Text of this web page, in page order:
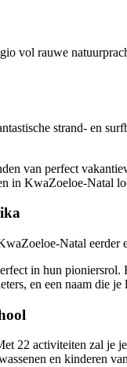
vol rauwe
strand- en
van perfect
in KwaZoeloe-Natal
Natal eerder
in hun
en een naam die
22 activiteiten zal je
en kinderen